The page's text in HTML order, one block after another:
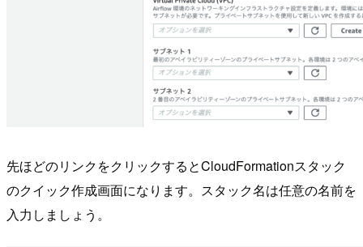
先ほどのリンクをクリックするとCloudFormationスタック
のクイック作成画面になります。スタック名は任意の名前を
入力しましょう。